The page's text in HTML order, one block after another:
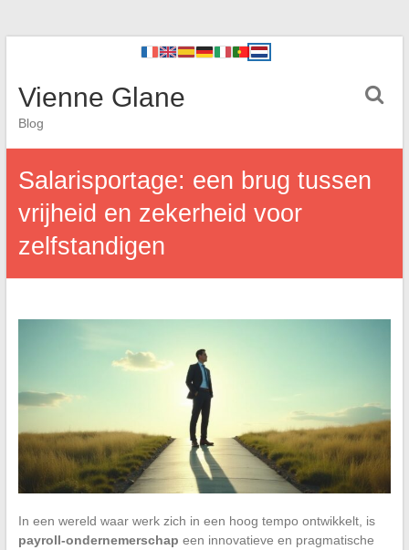
Vienne Glane
Blog
Salarisportage: een brug tussen
vrijheid en zekerheid voor
zelfstandigen
In een wereld waar werk zich in een hoog tempo ontwikkelt, is
payroll-ondernemerschap een innovatieve en pragmatische